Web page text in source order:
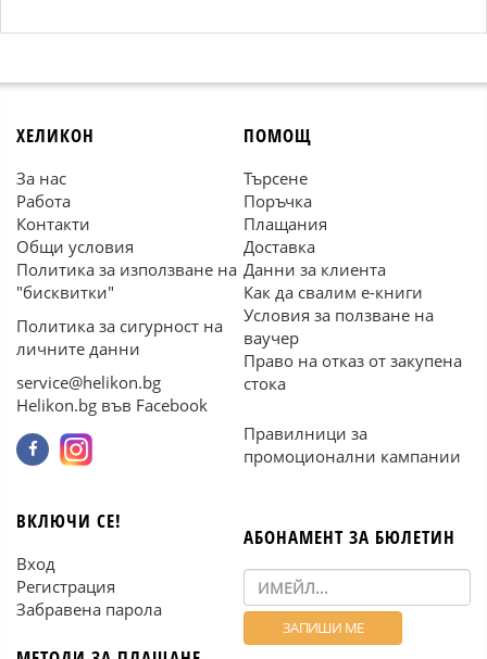
ХЕЛИКОН
За нас
Работа
Контакти
Общи условия
Политика за използване на
"бисквитки"
Политика за сигурност на
личните данни
service@helikon.bg
Helikon.bg във Facebook
ПОМОЩ
Търсене
Поръчка
Плащания
Доставка
Данни за клиента
Как да свалим е-книги
Условия за ползване на
ваучер
Право на отказ от закупена
стока
Правилници за
промоционални кампании
ВКЛЮЧИ СЕ!
Вход
Регистрация
Забравена парола
АБОНАМЕНТ ЗА БЮЛЕТИН